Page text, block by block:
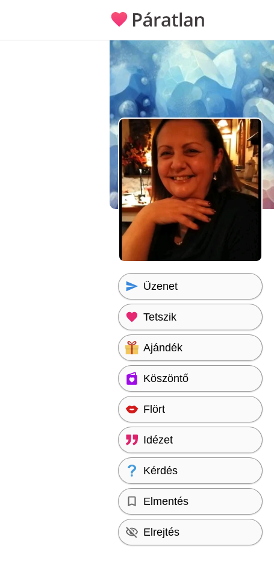
Üzenet
Tetszik
Ajándék
Köszöntő
Flört
Idézet
Kérdés
Elmentés
Elrejtés